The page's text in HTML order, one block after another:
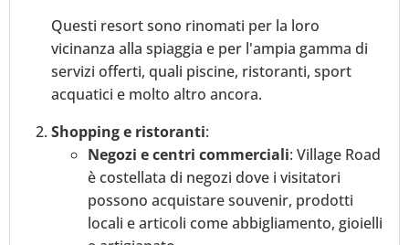
Questi resort sono rinomati per la loro
vicinanza alla spiaggia e per l'ampia gamma di
servizi offerti, quali piscine, ristoranti, sport
acquatici e molto altro ancora.
Shopping e ristoranti:
Negozi e centri commerciali: Village Road
è costellata di negozi dove i visitatori
possono acquistare souvenir, prodotti
locali e articoli come abbigliamento, gioielli